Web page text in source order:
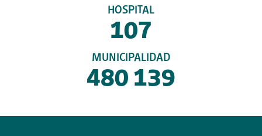
HOSPITAL
107
MUNICIPALIDAD
480 139